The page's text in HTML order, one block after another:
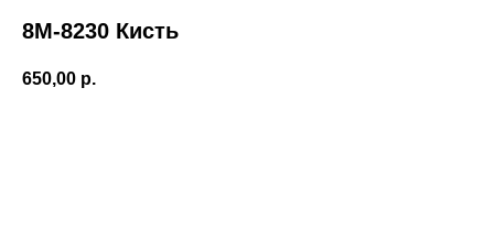
8М-8230 Кисть
650,00 р.